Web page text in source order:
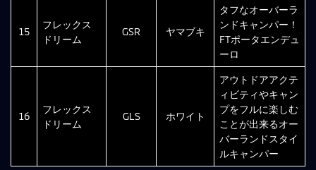
15
フレックス
ドリーム
GSR ヤマブキ
タフなオーバーラ
ンドキャンパー！
FTポータエンデュ
ーロ
16
フレックス
ドリーム
GLS ホワイト
アウトドアアクテ
ィビティやキャン
プをフルに楽しむ
ことが出来るオー
バーランドスタイ
ルキャンパー